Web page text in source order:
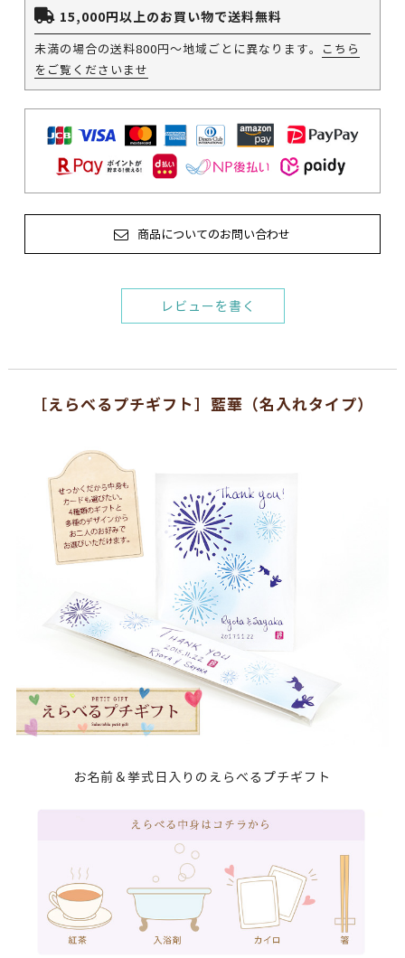
15,000円以上のお買い物で送料無料
未満の場合の送料800円～地域ごとに異なります。
こちら
をご覧くださいませ
商品についてのお問い合わせ
レビューを書く
［えらべるプチギフト］藍華（名入れタイプ）
お名前＆挙式日入りのえらべるプチギフト